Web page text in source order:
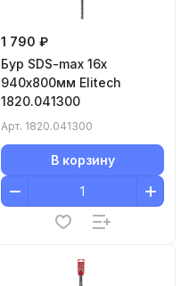
1 790 ₽
Бур SDS-max 16x
940х800мм Elitech
1820.041300
Арт. 1820.041300
В корзину